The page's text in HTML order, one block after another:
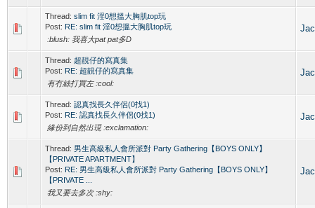
Thread: slim fit 淫0想搵大胸肌top玩
Post: RE: slim fit 淫0想搵大胸肌top玩
:blush: 我喜大pat pat多D
Thread: 超靚仔的寫真集
Post: RE: 超靚仔的寫真集
有冇絲打買左 :cool:
Thread: 認真找長久伴侶(0找1)
Post: RE: 認真找長久伴侶(0找1)
緣份到自然出現 :exclamation:
Thread: 男生高級私人會所派對 Party Gathering【BOYS ONLY】
【PRIVATE APARTMENT】
Post: RE: 男生高級私人會所派對 Party Gathering【BOYS ONLY】
【PRIVATE ...
我又要去多次 :shy: